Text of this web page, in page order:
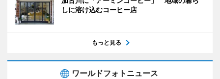
しに溶け込むコーヒー店
もっと見る
ワールドフォトニュース